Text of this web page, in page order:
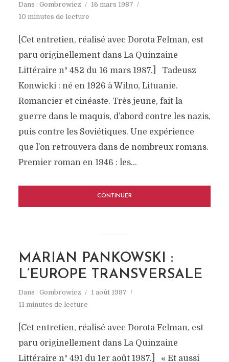
Dans : Gombrowicz
16 mars 1987
10 minutes de lecture
[Cet entretien, réalisé avec Dorota Felman, est
paru originellement dans La Quinzaine
Littéraire n° 482 du 16 mars 1987.] Tadeusz
Konwicki : né en 1926 à Wilno, Lituanie.
Romancier et cinéaste. Très jeune, fait la
guerre dans le maquis, d’abord contre les nazis,
puis contre les Soviétiques. Une expérience
que l’on retrouvera dans de nombreux romans.
Premier roman en 1946 : les...
CONTINUER
MARIAN PANKOWSKI :
L’EUROPE TRANSVERSALE
Dans : Gombrowicz
1 août 1987
11 minutes de lecture
[Cet entretien, réalisé avec Dorota Felman, est
paru originellement dans La Quinzaine
Littéraire n° 491 du 1er août 1987.] « Et aussi